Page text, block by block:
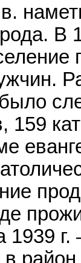
В
159
1939